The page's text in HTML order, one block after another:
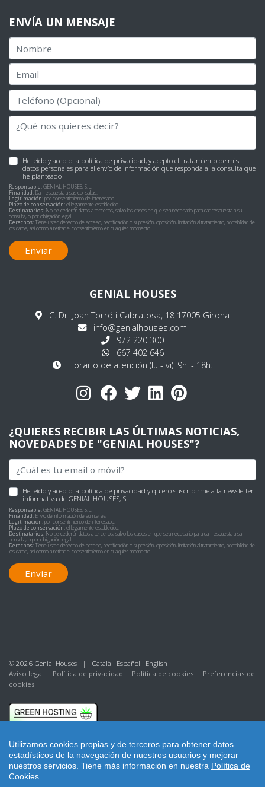
Utilizamos cookies propias y de terceros para obtener datos
estadísticos de la navegación de nuestros usuarios y mejorar
nuestros servicios. Tiene más información en nuestra Política de
Cookies
ENVÍA UN MENSAJE
He leído y acepto la política de privacidad, y acepto el tratamiento de mis
datos personales para el envío de información que responda a la consulta que
he planteado
Responsable:GENIAL HOUSES, S.L.
Finalidad: Dar respuesta a sus consultas.
Legitimación:por consentimiento del interesado.
Plazo de conservación:el legalmente establecido.
Destinatarios: No se cederán datos a terceros, salvo los casos en que sea necesario para dar respuesta a su
consulta, o por obligación legal.
Derechos:Tiene usted derecho de acceso, rectificación o supresión, oposición, limitación al tratamiento, portabilidad de
los datos, así como a retirar el consentimiento en cualquier momento.
Enviar
GENIAL HOUSES
C. Dr. Joan Torró i Cabratosa, 18 17005 Girona
info@genialhouses.com
972 220 300
667 402 646
Horario de atención (lu - vi): 9h. - 18h.
¿QUIERES RECIBIR LAS ÚLTIMAS NOTICIAS,
NOVEDADES DE "GENIAL HOUSES"?
He leído y acepto la política de privacidad y quiero suscribirme a la newsletter
informativa de GENIAL HOUSES, SL
Responsable:GENIAL HOUSES, S.L.
Finalidad: Envío de información de su interés
Legitimación:por consentimiento del interesado.
Plazo de conservación:el legalmente establecido.
Destinatarios: No se cederán datos a terceros, salvo los casos en que sea necesario para dar respuesta a su
consulta, o por obligación legal.
Derechos:Tiene usted derecho de acceso, rectificación o supresión, oposición, limitación al tratamiento, portabilidad de
los datos, así como a retirar el consentimiento en cualquier momento.
Enviar
© 2026 Genial Houses | Català Español
English
Aviso legal
Política de privacidad Política de cookies
Preferencias de
cookies